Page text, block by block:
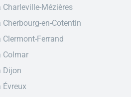
Mézières
en-Cotentin
Ferrand
Colmar
Dijon
Évreux